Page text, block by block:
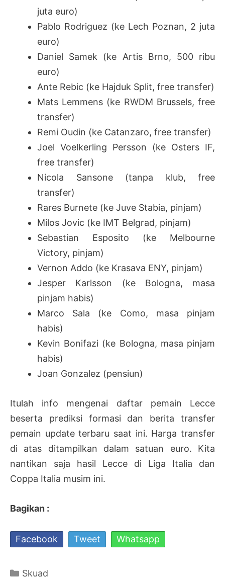
juta euro)
Pablo Rodriguez (ke Lech Poznan, 2 juta
euro)
Daniel Samek (ke Artis Brno, 500 ribu
euro)
Ante Rebic (ke Hajduk Split, free transfer)
Mats Lemmens (ke RWDM Brussels, free
transfer)
Remi Oudin (ke Catanzaro, free transfer)
Joel Voelkerling Persson (ke Osters IF,
free transfer)
Nicola Sansone (tanpa klub, free
transfer)
Rares Burnete (ke Juve Stabia, pinjam)
Milos Jovic (ke IMT Belgrad, pinjam)
Sebastian Esposito (ke Melbourne
Victory, pinjam)
Vernon Addo (ke Krasava ENY, pinjam)
Jesper Karlsson (ke Bologna, masa
pinjam habis)
Marco Sala (ke Como, masa pinjam
habis)
Kevin Bonifazi (ke Bologna, masa pinjam
habis)
Joan Gonzalez (pensiun)
Itulah info mengenai daftar pemain Lecce
beserta prediksi formasi dan berita transfer
pemain update terbaru saat ini. Harga transfer
di atas ditampilkan dalam satuan euro. Kita
nantikan saja hasil Lecce di Liga Italia dan
Coppa Italia musim ini.
Bagikan :
Facebook Tweet Whatsapp
Kategori
Skuad